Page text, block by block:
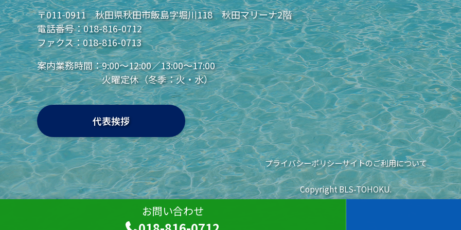
〒011-0911 秋田県秋田市飯島字堀川118 秋田マリーナ2階
電話番号：018-816-0712
ファクス：018-816-0713
案内業務時間：9:00～12:00／13:00～17:00
火曜定休（冬季：火・水）
代表挨拶
プライバシーポリシーサイトのご利用について
Copyright BLS-TOHOKU.
お問い合わせ